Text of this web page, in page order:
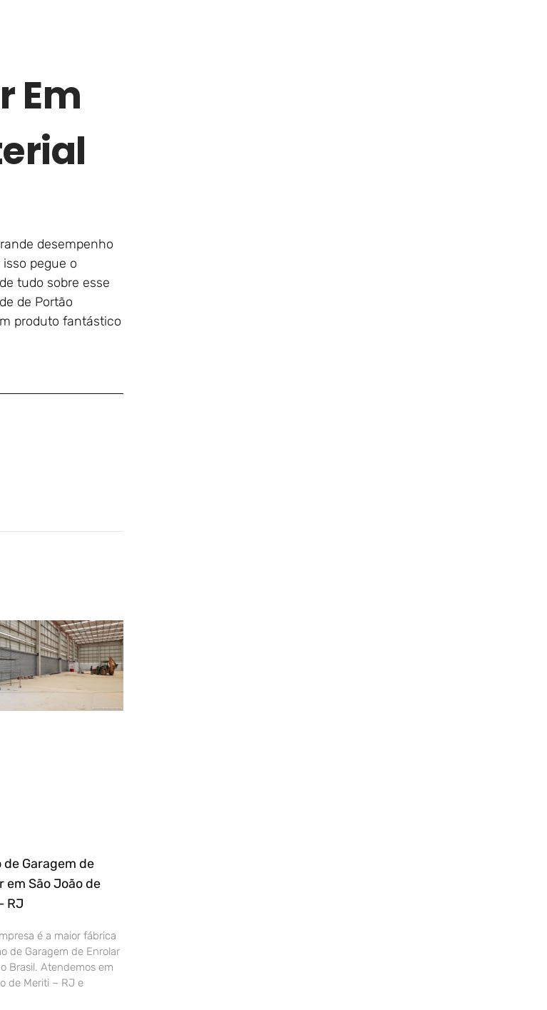
Em
desempenho
pegue o
tudo sobre esse
de Portão
produto fantástico
de Garagem de
em São João de
RJ
é a maior fábrica
de Garagem de Enrolar
Brasil. Atendemos em
de Meriti – RJ e